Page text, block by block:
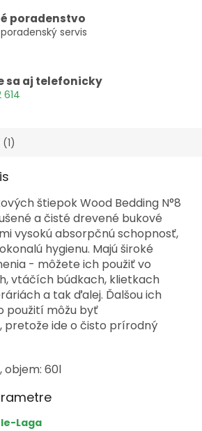
poradenstvo
servis
sa aj telefonicky
štiepok Wood Bedding N°8
a čisté drevené bukové
vysokú absorpčnú schopnosť,
hygienu. Majú široké
- môžete ich použiť vo
vtáčích búdkach, klietkach
a tak ďalej. Ďalšou ich
použití môžu byť
pretože ide o čisto prírodný
objem: 60l
Laga